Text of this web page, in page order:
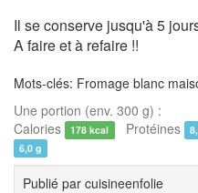
Il se conserve jusqu'à 5
A faire et à refaire !!
Mots-clés: Fromage blanc
Une portion (env. 300 g) :
Calories
178 kcal Protéines
6,0 g
Publié par cuisineenfolie